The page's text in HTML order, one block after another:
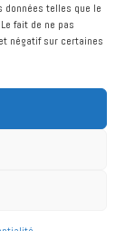
telles que le
fait de ne pas
négatif sur certaines
–
politique de